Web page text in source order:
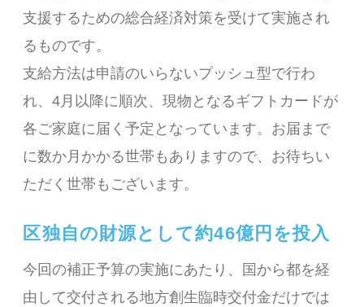
支援するための総合経済対策を受けて実施され
るものです。
支給方法は申請のいらないプッシュ型で行わ
れ、4月以降に順次、現物となるギフトカードが
各ご家庭に届く予定となっています。お届まで
に数か月かかる世帯もありますので、お待ちい
ただく世帯もございます。
区独自の財源として約46億円を投入
今回の補正予算の実施にあたり、国から都を経
由して交付される地方創生臨時交付金だけでは